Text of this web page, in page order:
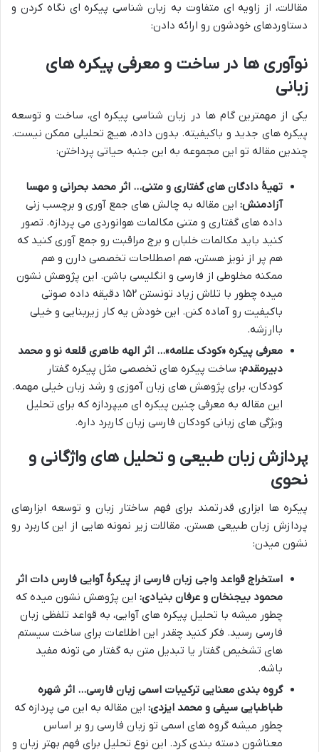
مقالات، از زاویه ای متفاوت به زبان شناسی پیکره ای نگاه کردن و
دستاوردهای خودشون رو ارائه دادن:
نوآوری ها در ساخت و معرفی پیکره های
زبانی
یکی از مهمترین گام ها در زبان شناسی پیکره ای، ساخت و توسعه
پیکره های جدید و باکیفیته. بدون داده، هیچ تحلیلی ممکن نیست.
چندین مقاله تو این مجموعه به این جنبه حیاتی پرداختن:
تهیۀ دادگان های گفتاری و متنی… اثر محمد بحرانی و مهسا
آزادمنش: این مقاله به چالش های جمع آوری و برچسب زنی
داده های گفتاری و متنی مکالمات هوانوردی می پردازه. تصور
کنید باید مکالمات خلبان و برج مراقبت رو جمع آوری کنید که
هم پر از نویز هستن، هم اصطلاحات تخصصی دارن و هم
ممکنه مخلوطی از فارسی و انگلیسی باشن. این پژوهش نشون
میده چطور با تلاش زیاد تونستن ۱۵۲ دقیقه داده صوتی
باکیفیت رو آماده کنن. این خودش یه کار زیربنایی و خیلی
باارزشه.
معرفی پیکره «کودک علامه»… اثر الهه طاهری قلعه نو و محمد
دبیرمقدم: ساخت پیکره های تخصصی مثل پیکره گفتار
کودکان، برای پژوهش های زبان آموزی و رشد زبان خیلی مهمه.
این مقاله به معرفی چنین پیکره ای میپردازه که برای تحلیل
ویژگی های زبانی کودکان فارسی زبان کاربرد داره.
پردازش زبان طبیعی و تحلیل های واژگانی و
نحوی
پیکره ها ابزاری قدرتمند برای فهم ساختار زبان و توسعه ابزارهای
پردازش زبان طبیعی هستن. مقالات زیر نمونه هایی از این کاربرد رو
نشون میدن:
استخراج قواعد واجی زبان فارسی از پیکرۀ آوایی فارس دات اثر
محمود بیجنخان و عرفان بنیادی: این پژوهش نشون میده که
چطور میشه با تحلیل پیکره های آوایی، به قواعد تلفظی زبان
فارسی رسید. فکر کنید چقدر این اطلاعات برای ساخت سیستم
های تشخیص گفتار یا تبدیل متن به گفتار می تونه مفید
باشه.
گروه بندی معنایی ترکیبات اسمی زبان فارسی… اثر شهره
طباطبایی سیفی و محمد ایزدی: این مقاله به این می پردازه که
چطور میشه گروه های اسمی تو زبان فارسی رو بر اساس
معناشون دسته بندی کرد. این نوع تحلیل برای فهم بهتر زبان و